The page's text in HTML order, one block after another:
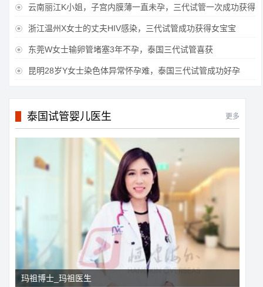
 云南丽江K小姐，子宫内膜薄一直未孕，三代试管一次成功获得
 浙江温州X女士的丈夫HIV感染，三代试管成功获得女宝宝
 东莞W女士输卵管堵塞3年不孕，泰国三代试管喜获
 昆明28岁Y女士染色体异常怀孕难，泰国三代试管成功好孕
泰国试管婴儿医生 更多
玛祖博士_玛祖医生